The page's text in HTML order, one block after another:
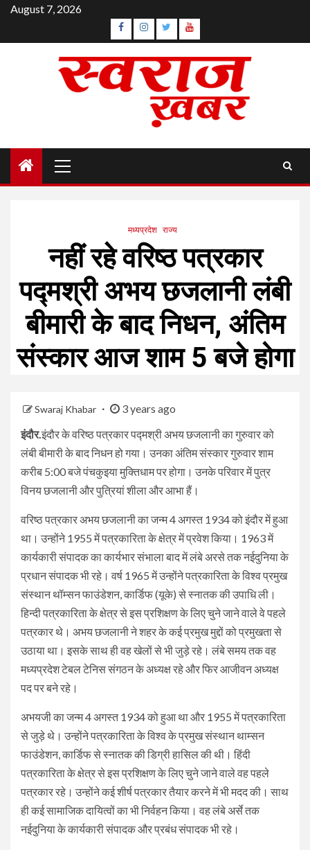
Skip
content
August 7, 2026
Facebook
Instagram
TwitterYouTube
Menu
मध्यप्रदेश राज्य
नहीं रहे वरिष्ठ पत्रकार
पद्मश्री अभय छजलानी लंबी
बीमारी के बाद निधन, अंतिम
संस्कार आज शाम 5 बजे होगा
Swaraj Khabar
3 years ago
इंदौर.इंदौर के वरिष्ठ पत्रकार पद्मश्री अभय छजलानी का गुरुवार को
लंबी बीमारी के बाद निधन हो गया। उनका अंतिम संस्कार गुरुवार शाम
करीब 5:00 बजे पंचकुइया मुक्तिधाम पर होगा। उनके परिवार में पुत्र
विनय छजलानी और पुत्रियां शीला और आभा हैं।
वरिष्ठ पत्रकार अभय छजलानी का जन्म 4 अगस्त 1934 को इंदौर में हुआ
था। उन्होंने 1955 में पत्रकारिता के क्षेत्र में प्रवेश किया। 1963 में
कार्यकारी संपादक का कार्यभार संभाला बाद में लंबे अरसे तक नईदुनिया के
प्रधान संपादक भी रहे। वर्ष 1965 में उन्होंने पत्रकारिता के विश्व प्रमुख
संस्थान थॉम्सन फाउंडेशन, कार्डिफ (यूके) से स्नातक की उपाधि ली।
हिन्दी पत्रकारिता के क्षेत्र से इस प्रशिक्षण के लिए चुने जाने वाले वे पहले
पत्रकार थे। अभय छजलानी ने शहर के कई प्रमुख मुद्दों को प्रमुखता से
उठाया था। इसके साथ ही वह खेलों से भी जुड़े रहे। लंबे समय तक वह
मध्यप्रदेश टेबल टेनिस संगठन के अध्यक्ष रहे और फिर आजीवन अध्यक्ष
पद पर बने रहे।
अभयजी का जन्म 4 अगस्त 1934 को हुआ था और 1955 में पत्रकारिता
से जुड़े थे। उन्होंने पत्रकारिता के विश्व के प्रमुख संस्थान थाम्सन
फाउंडेशन, कार्डिफ से स्नातक की डिग्री हासिल की थी। हिंदी
पत्रकारिता के क्षेत्र से इस प्रशिक्षण के लिए चुने जाने वाले वह पहले
पत्रकार रहे। उन्होंने कई शीर्ष पत्रकार तैयार करने में भी मदद की। साथ
ही कई सामाजिक दायित्वों का भी निर्वहन किया। वह लंबे अर्से तक
नईदुनिया के कार्यकारी संपादक और प्रबंध संपादक भी रहे।